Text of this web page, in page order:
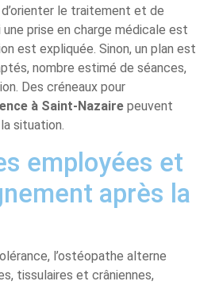
le traitement et de
une prise en charge médicale est
est expliquée. Sinon, un plan est
nombre estimé de séances,
Des créneaux pour
à Saint-Nazaire peuvent
situation.
employées et
après la
l’ostéopathe alterne
tissulaires et crâniennes,